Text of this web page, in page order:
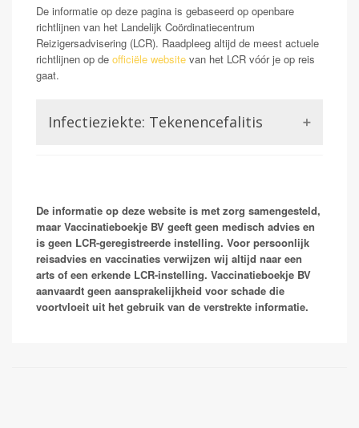
De informatie op deze pagina is gebaseerd op openbare
richtlijnen van het Landelijk Coördinatiecentrum
Reizigersadvisering (LCR). Raadpleeg altijd de meest actuele
richtlijnen op de officiële website van het LCR vóór je op reis
gaat.
Infectieziekte: Tekenencefalitis
veroorzaakt dat via teken wordt verspreid.Het kan
ontsteking van de hersenen veroorzaken 'encefalitis'.
Vaak wordt vaccinatie over het hoofd gezien bij reizen
naar Oostenrijk en Kroatie omdat deze landen niet
geassocieerd worden met aandoeningen waarvoor je
een prik moet halen. Echter worden de inwoners in
deze gebieden vaak wel via een
De informatie op deze website is met zorg samengesteld,
maar Vaccinatieboekje BV geeft geen medisch advies en
is geen LCR-geregistreerde instelling. Voor persoonlijk
reisadvies en vaccinaties verwijzen wij altijd naar een
arts of een erkende LCR-instelling. Vaccinatieboekje BV
aanvaardt geen aansprakelijkheid voor schade die
voortvloeit uit het gebruik van de verstrekte informatie.